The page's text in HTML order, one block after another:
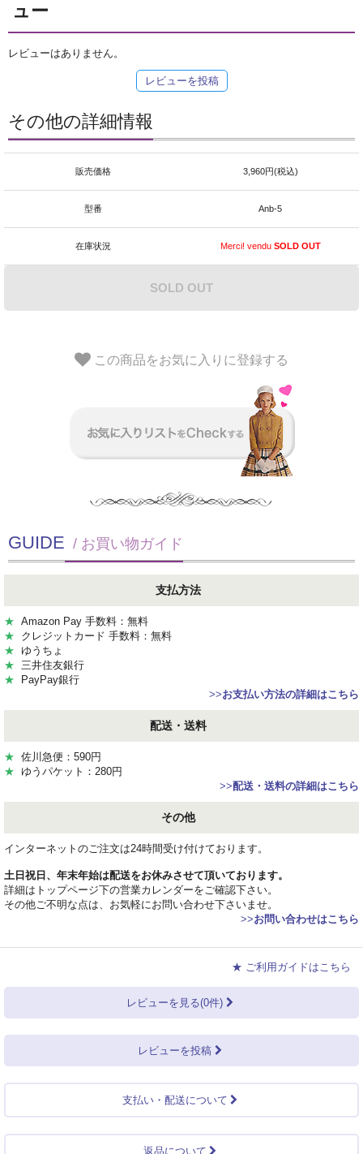
ュー
レビューはありません。
レビューを投稿
その他の詳細情報
販売価格 3,960円(税込)
型番 Anb-5
在庫状況 Merci! venduSOLD OUT
SOLD OUT
この商品をお気に入りに登録する
GUIDE / お買い物ガイド
支払方法
★ Amazon Pay 手数料：無料
★ クレジットカード 手数料：無料
★ ゆうちょ
★ 三井住友銀行
★ PayPay銀行
>>お支払い方法の詳細はこちら
配送・送料
★ 佐川急便：590円
★ ゆうパケット：280円
>>配送・送料の詳細はこちら
その他
インターネットのご注文は24時間受け付けております。
土日祝日、年末年始は配送をお休みさせて頂いております。
詳細はトップページ下の営業カレンダーをご確認下さい。
その他ご不明な点は、お気軽にお問い合わせ下さいませ。
>>お問い合わせはこちら
★ ご利用ガイドはこちら
レビューを見る(0件)
レビューを投稿
支払い・配送について
返品について